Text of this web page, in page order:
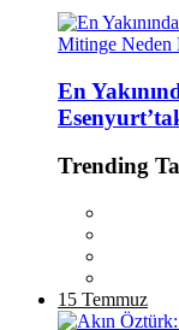
En
Trending
15 Temmuz